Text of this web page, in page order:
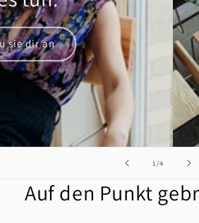
2 /von
4
Produkte für Daheim & dein
Zur Kollektion
Auf den Punkt